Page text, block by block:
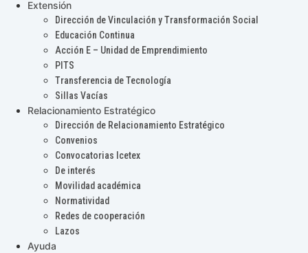
Extensión
Dirección de Vinculación y Transformación Social
Educación Continua
Acción E – Unidad de Emprendimiento
PITS
Transferencia de Tecnología
Sillas Vacías
Relacionamiento Estratégico
Dirección de Relacionamiento Estratégico
Convenios
Convocatorias Icetex
De interés
Movilidad académica
Normatividad
Redes de cooperación
Lazos
Ayuda